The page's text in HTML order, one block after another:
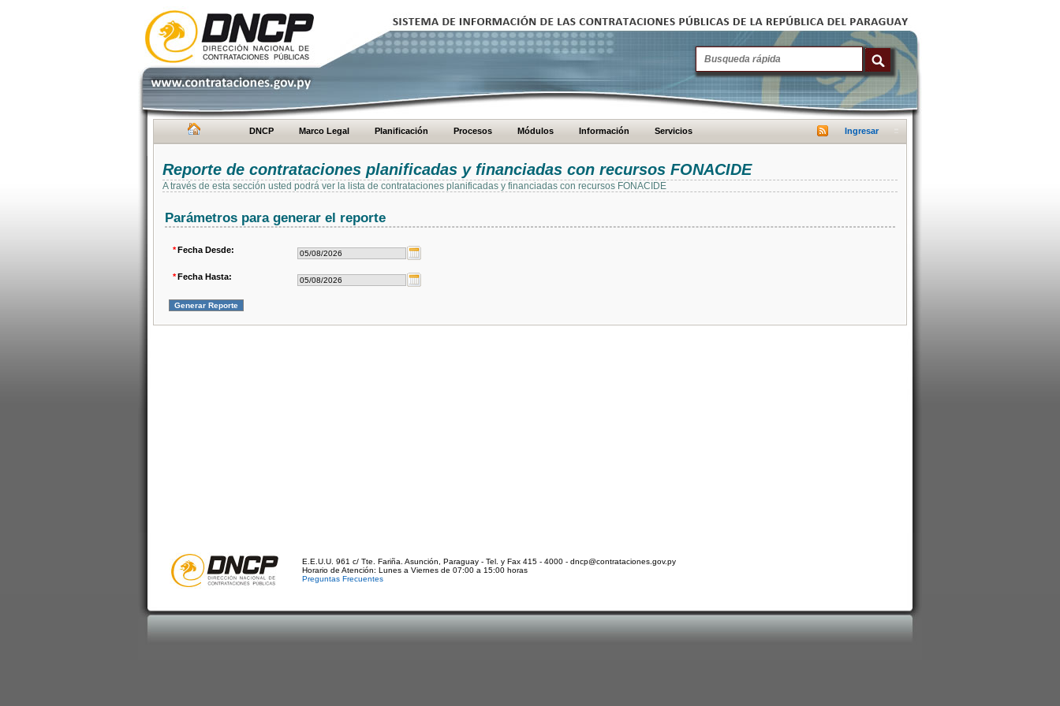
DNCP Marco Legal Planificación Procesos Módulos Información Servicios Ingresar
Reporte de contrataciones planificadas y financiadas con recursos FONACIDE
A través de esta sección usted podrá ver la lista de contrataciones planificadas y financiadas con recursos FONACIDE
Parámetros para generar el reporte
*Fecha Desde:
*Fecha Hasta:
E.E.U.U. 961 c/ Tte. Fariña. Asunción, Paraguay - Tel. y Fax 415 - 4000 - dncp@contrataciones.gov.py
Horario de Atención: Lunes a Viernes de 07:00 a 15:00 horas
Preguntas Frecuentes